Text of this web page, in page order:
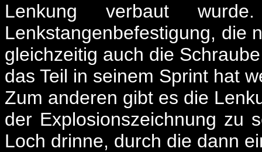
Lenkung verbaut
Lenkstangenbefestigung, die
gleichzeitig auch die
das Teil in seinem Sprint hat
Zum anderen gibt es die
der Explosionszeichnung zu
Loch drinne, durch die dann